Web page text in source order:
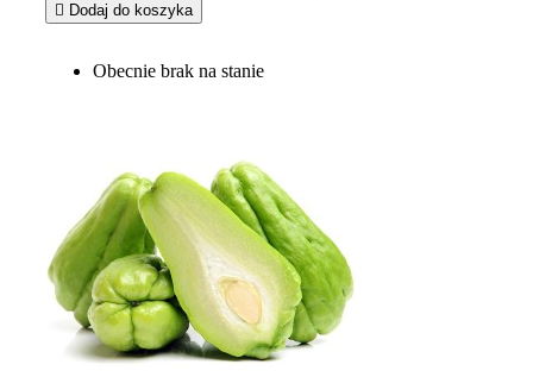
 Dodaj do koszyka
Obecnie brak na stanie